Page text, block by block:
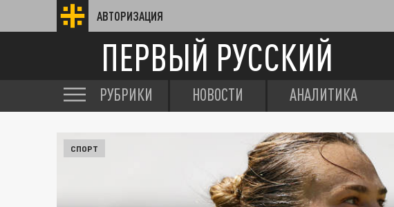
АВТОРИЗАЦИЯ
ПЕРВЫЙ РУССКИЙ
РУБРИКИ НОВОСТИ АНАЛИТИКА
СПОРТ